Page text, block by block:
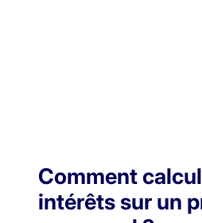
Comment
intérêts sur un